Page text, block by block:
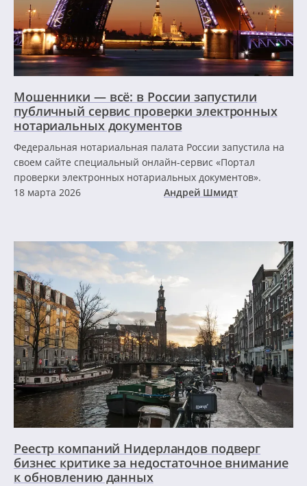
Мошенники — всё: в России запустили
публичный сервис проверки электронных
нотариальных документов
Федеральная нотариальная палата России запустила на
своем сайте специальный онлайн-сервис «Портал
проверки электронных нотариальных документов».
18 марта 2026
Андрей Шмидт
Реестр компаний Нидерландов подверг
бизнес критике за недостаточное внимание
к обновлению данных